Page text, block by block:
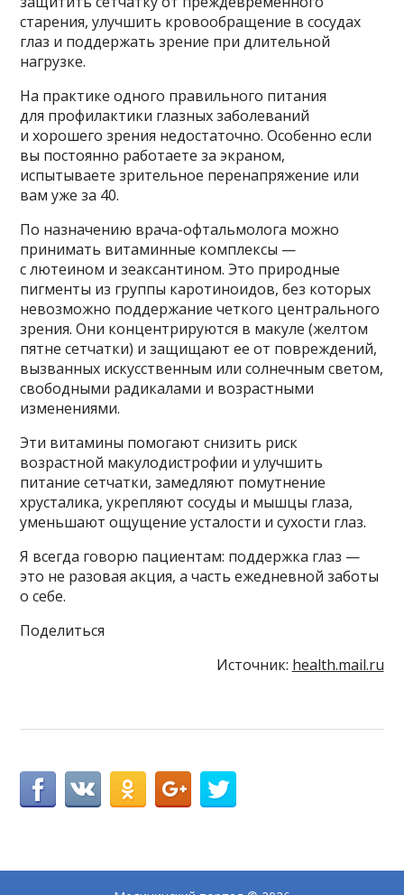
старения, улучшить кровообращение в сосудах
глаз и поддержать зрение при длительной
нагрузке.
На практике одного правильного питания
для профилактики глазных заболеваний
и хорошего зрения недостаточно. Особенно если
вы постоянно работаете за экраном,
испытываете зрительное перенапряжение или
вам уже за 40.
По назначению врача-офтальмолога можно
принимать витаминные комплексы —
с лютеином и зеаксантином. Это природные
пигменты из группы каротиноидов, без которых
невозможно поддержание четкого центрального
зрения. Они концентрируются в макуле (желтом
пятне сетчатки) и защищают ее от повреждений,
вызванных искусственным или солнечным светом,
свободными радикалами и возрастными
изменениями.
Эти витамины помогают снизить риск
возрастной макулодистрофии и улучшить
питание сетчатки, замедляют помутнение
хрусталика, укрепляют сосуды и мышцы глаза,
уменьшают ощущение усталости и сухости глаз.
Я всегда говорю пациентам: поддержка глаз —
это не разовая акция, а часть ежедневной заботы
о себе.
Поделиться
Источник: health.mail.ru